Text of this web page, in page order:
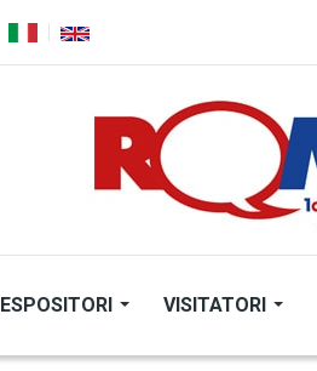
ESPOSITORI VISITATORI